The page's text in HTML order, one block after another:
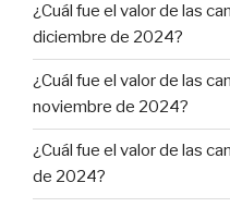
¿Cuál fue el valor de las
diciembre de 2024?
¿Cuál fue el valor de las
noviembre de 2024?
¿Cuál fue el valor de las
de 2024?